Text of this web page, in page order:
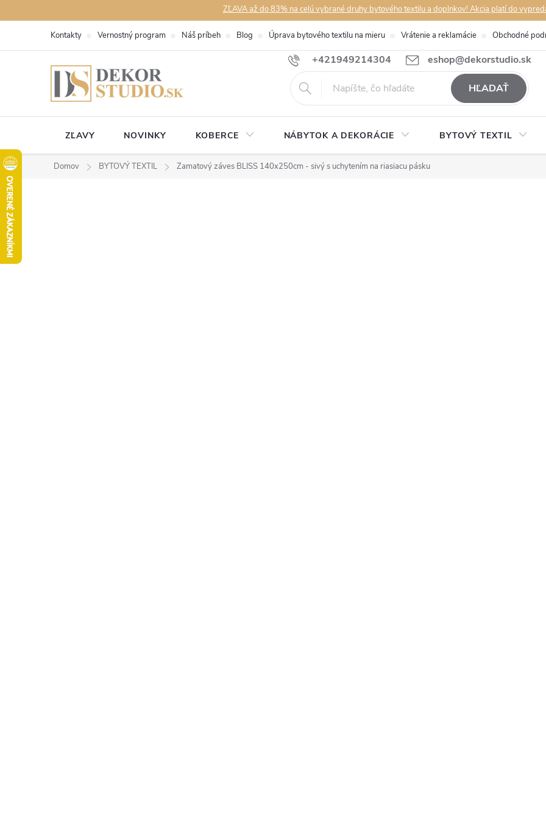
na
ZĽAVA až do 83% na celú vybrané druhy bytového textilu a doplnkov! Akcia platí do
+421949214304 eshop@dekorstudio.sk
Kontakty Vernostný program Náš príbeh Blog Úprava bytového textilu na mieru Vrátenie a reklamácie Obchodné
HĽADAŤ
ZĽAVY NOVINKY KOBERCE NÁBYTOK A DEKORÁCIE BYTOVÝ TEXTIL
Domov BYTOVÝ TEXTIL Zamatový záves BLISS 140x250cm - sivý s uchytením na riasiacu pásku